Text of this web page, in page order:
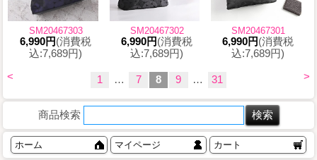
SM20467303
6,990円(消費税
込:7,689円)
SM20467302
6,990円(消費税
込:7,689円)
SM20467301
6,990円(消費税
込:7,689円)
< >
1 … 7 8 9 … 31
商品検索
ホーム マイページ カート